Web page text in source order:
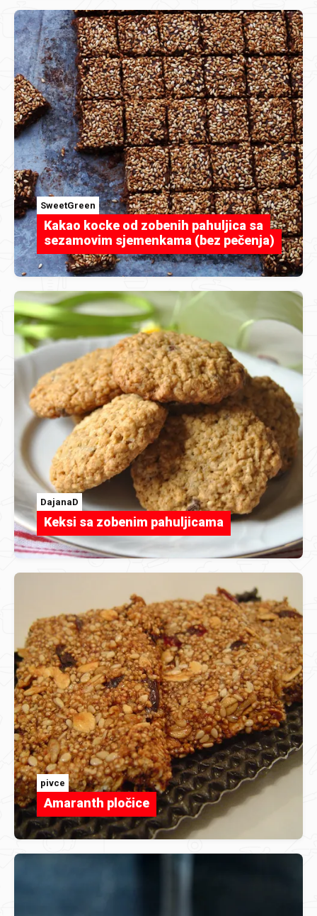
SweetGreen
Kakao kocke od zobenih pahuljica sa
sezamovim sjemenkama (bez pečenja)
DajanaD
Keksi sa zobenim pahuljicama
pivce
Amaranth pločice